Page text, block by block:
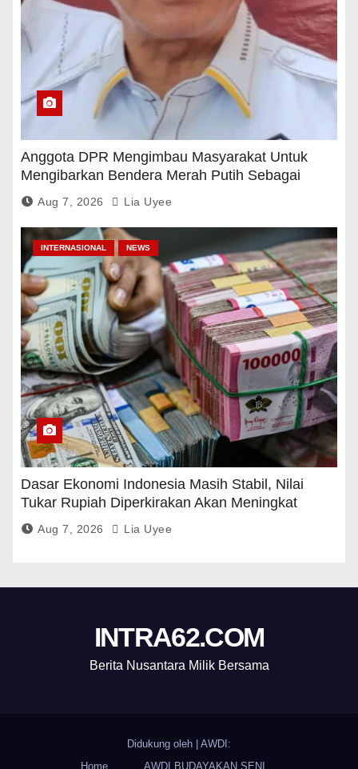
Anggota DPR Mengimbau Masyarakat Untuk
Mengibarkan Bendera Merah Putih Sebagai
Tanda Rasa Terima Kasih
Aug 7, 2026 Lia Uyee
INTERNASIONAL NEWS
Dasar Ekonomi Indonesia Masih Stabil, Nilai
Tukar Rupiah Diperkirakan Akan Meningkat
Aug 7, 2026 Lia Uyee
INTRA62.COM
Berita Nusantara Milik Bersama
Didukung oleh
AWDI:
Home
AWDI BUDAYAKAN SENI